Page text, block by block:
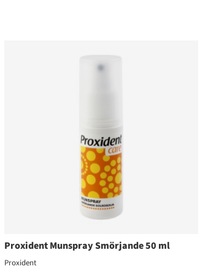
Proxident Munspray Smörjande 50 ml
Proxident